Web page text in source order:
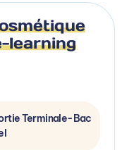
learning
Terminale-Bac